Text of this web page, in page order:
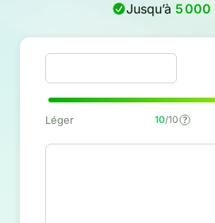
Jusqu’à 5 000
Léger 10/10